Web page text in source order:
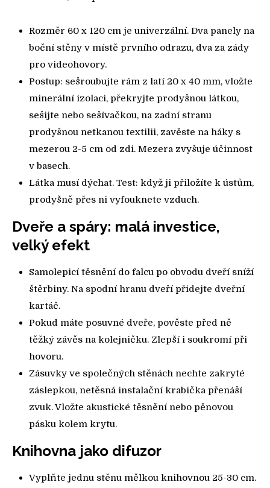
Rozměr 60 x 120 cm je univerzální. Dva panely na
boční stěny v místě prvního odrazu, dva za zády
pro videohovory.
Postup: sešroubujte rám z latí 20 x 40 mm, vložte
minerální izolaci, překryjte prodyšnou látkou,
sešijte nebo sešívačkou, na zadní stranu
prodyšnou netkanou textilii, zavěste na háky s
mezerou 2-5 cm od zdi. Mezera zvyšuje účinnost
v basech.
Látka musí dýchat. Test: když ji přiložíte k ústům,
prodyšně přes ni vyfouknete vzduch.
Dveře a spáry: malá investice,
velký efekt
Samolepicí těsnění do falcu po obvodu dveří sníží
štěrbiny. Na spodní hranu dveří přidejte dveřní
kartáč.
Pokud máte posuvné dveře, pověste před ně
těžký závěs na kolejničku. Zlepší i soukromí při
hovoru.
Zásuvky ve společných stěnách nechte zakryté
záslepkou, netěsná instalační krabička přenáší
zvuk. Vložte akustické těsnění nebo pěnovou
pásku kolem krytu.
Knihovna jako difuzor
Vyplňte jednu stěnu mělkou knihovnou 25-30 cm.